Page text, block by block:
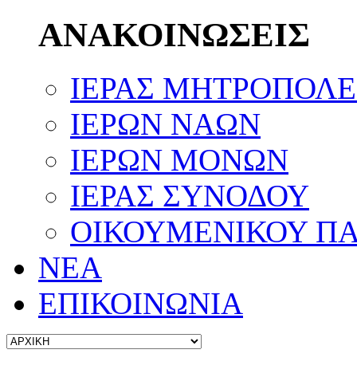
ΑΝΑΚΟΙΝΩΣΕΙΣ
ΙΕΡΑΣ
ΙΕΡΩΝ ΝΑΩΝ
ΙΕΡΩΝ ΜΟΝΩΝ
ΙΕΡΑΣ ΣΥΝΟΔΟΥ
ΟΙΚΟΥΜΕΝΙΚΟΥ
ΝΕΑ
ΕΠΙΚΟΙΝΩΝΙΑ